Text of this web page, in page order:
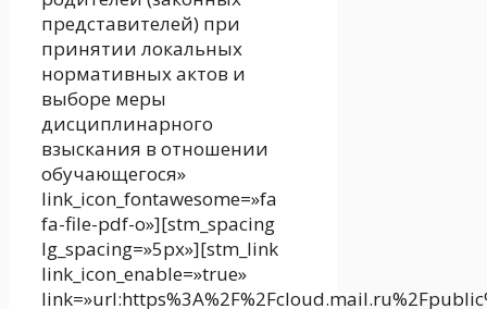
представителей) при
принятии локальных
нормативных актов и
выборе меры
дисциплинарного
взыскания в отношении
обучающегося»
link_icon_fontawesome=»fa
fa-file-pdf-o»][stm_spacing
lg_spacing=»5px»][stm_link
link_icon_enable=»true»